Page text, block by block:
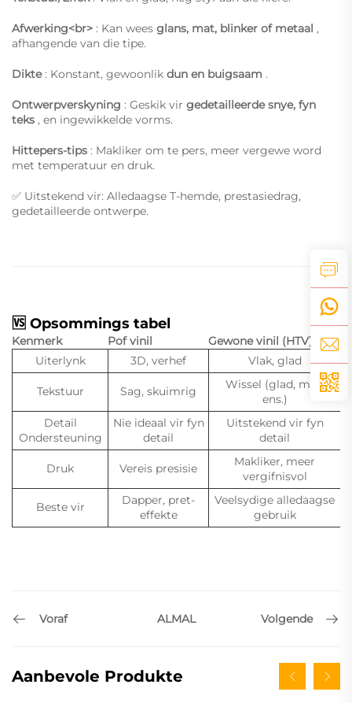
Afwerking<br> : Kan wees glans, mat, blinker of metaal ,
afhangende van die tipe.
Dikte : Konstant, gewoonlik dun en buigsaam .
Ontwerpverskyning : Geskik vir gedetailleerde snye, fyn
teks , en ingewikkelde vorms.
Hittepers-tips : Makliker om te pers, meer vergewe word
met temperatuur en druk.
✅ Uitstekend vir: Alledaagse T-hemde, prestasiedrag,
gedetailleerde ontwerpe.
🆚 Opsommings tabel
Kenmerk Pof vinil
Gewone vinil (HTV)
Uiterlynk
3D, verhef Vlak, glad
Tekstuur Sag, skuimrig
Wissel (glad, mat,
ens.)
Detail
Ondersteuning
Nie ideaal vir fyn
detail
Uitstekend vir fyn
detail
Druk Vereis presisie
Makliker, meer
vergifnisvol
Beste vir
Dapper, pret-
effekte
Veelsydige alledaagse
gebruik
Voraf ALMAL Volgende
Aanbevole Produkte